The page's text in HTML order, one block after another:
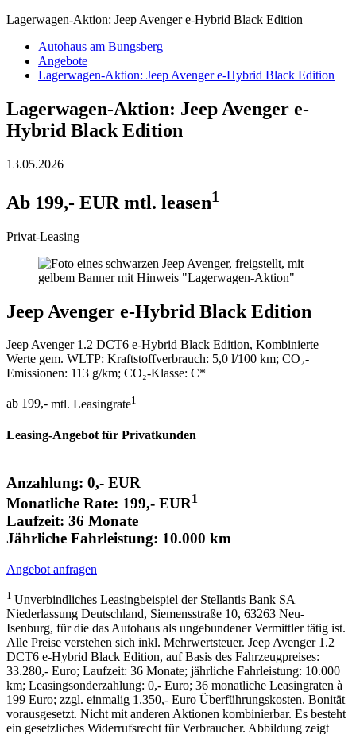
Lagerwagen-Aktion: Jeep Avenger e-Hybrid Black Edition
Autohaus am Bungsberg
Angebote
Lagerwagen-Aktion: Jeep Avenger e-Hybrid Black Edition
Lagerwagen-Aktion: Jeep Avenger e-
Hybrid Black Edition
13.05.2026
Ab 199,- EUR mtl. leasen1
Privat-Leasing
Jeep Avenger e-Hybrid Black Edition
Jeep Avenger 1.2 DCT6 e-Hybrid Black Edition, Kombinierte
Werte gem. WLTP: Kraftstoffverbrauch: 5,0 l/100 km; CO₂-
Emissionen: 113 g/km; CO₂-Klasse: C*
ab 199,- mtl. Leasingrate1
Leasing-Angebot für Privatkunden
Anzahlung: 0,- EUR
Monatliche Rate: 199,- EUR1
Laufzeit: 36 Monate
Jährliche Fahrleistung: 10.000 km
Angebot anfragen
1 Unverbindliches Leasingbeispiel der Stellantis Bank SA
Niederlassung Deutschland, Siemensstraße 10, 63263 Neu-
Isenburg, für die das Autohaus als ungebundener Vermittler tätig ist.
Alle Preise verstehen sich inkl. Mehrwertsteuer. Jeep Avenger 1.2
DCT6 e-Hybrid Black Edition, auf Basis des Fahrzeugpreises:
33.280,- Euro; Laufzeit: 36 Monate; jährliche Fahrleistung: 10.000
km; Leasingsonderzahlung: 0,- Euro; 36 monatliche Leasingraten à
199 Euro; zzgl. einmalig 1.350,- Euro Überführungskosten. Bonität
vorausgesetzt. Nicht mit anderen Aktionen kombinierbar. Es besteht
ein gesetzliches Widerrufsrecht für Verbraucher. Abbildung zeigt